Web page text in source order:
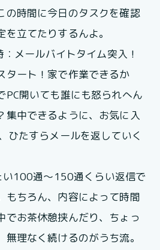
の時間に今日のタスクを確認
立てたりするんよ。
メールバイトタイム突入！
タート！家で作業できるか
PC開いても誰にも怒られへん
集中できるように、お気に入
ひたすらメールを返していく
い100通〜150通くらい返信で
もちろん、内容によって時間
でお茶休憩挟んだり、ちょっ
理なく続けるのがうち流。